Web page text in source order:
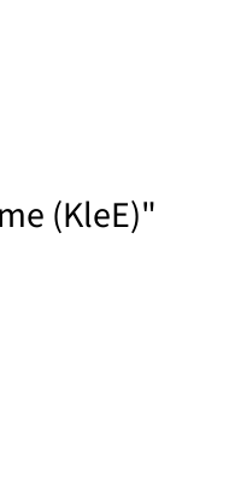
(KleE)"